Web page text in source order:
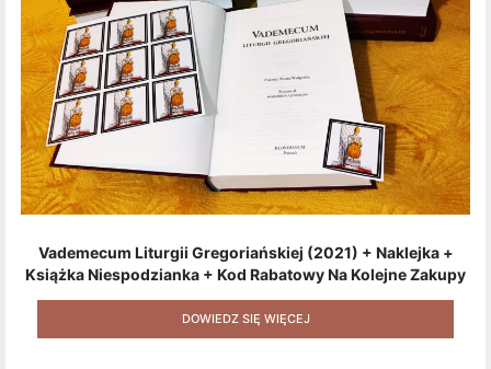
Vademecum Liturgii Gregoriańskiej (2021) + Naklejka +
Książka Niespodzianka + Kod Rabatowy Na Kolejne Zakupy
+ Gratis (książka W Formacie Elektronicznym) [zestaw 3
Produktów + Kod Rabatowy + Gratis]
DOWIEDZ SIĘ WIĘCEJ